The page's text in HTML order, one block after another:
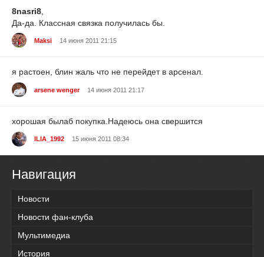
8nasri8
Да-да. Классная связка получилась бы.
Maksi 14 июня 2011 21:15
я растоен, блин жаль что не перейдет в арсенал.
arsene wenger 14 июня 2011 21:17
хорошая былаб покупка.Надеюсь она свершится
ILIA_1992 15 июня 2011 08:34
Навигация
Новости
Новости фан-клуба
Мультимедиа
История